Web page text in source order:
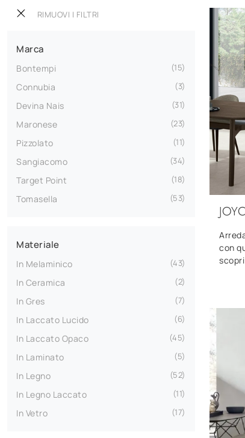
RIMUOVI I FILTRI
Marca
Bontempi 15
Connubia 3
Devina Nais 31
Maronese 23
Pizzolato 11
Sangiacomo 34
Target Point 18
Tomasella 53
Materiale
In Melaminico 43
In Ceramica 2
In Gres 7
In Laccato Lucido 6
In Laccato Opaco 45
In Laminato 5
In Legno 52
In Legno Laccato 11
In Vetro 17
con